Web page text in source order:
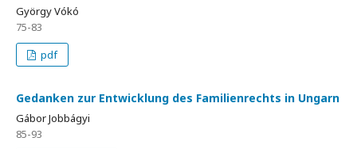
György Vókó
75-83
pdf
Gedanken zur Entwicklung des Familienrechts in Ungarn
Gábor Jobbágyi
85-93